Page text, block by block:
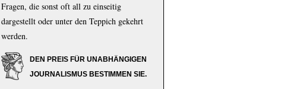
Fragen, die sonst oft all zu einseitig
dargestellt oder unter den Teppich gekehrt
werden.
DEN PREIS FÜR UNABHÄNGIGEN
JOURNALISMUS BESTIMMEN SIE.